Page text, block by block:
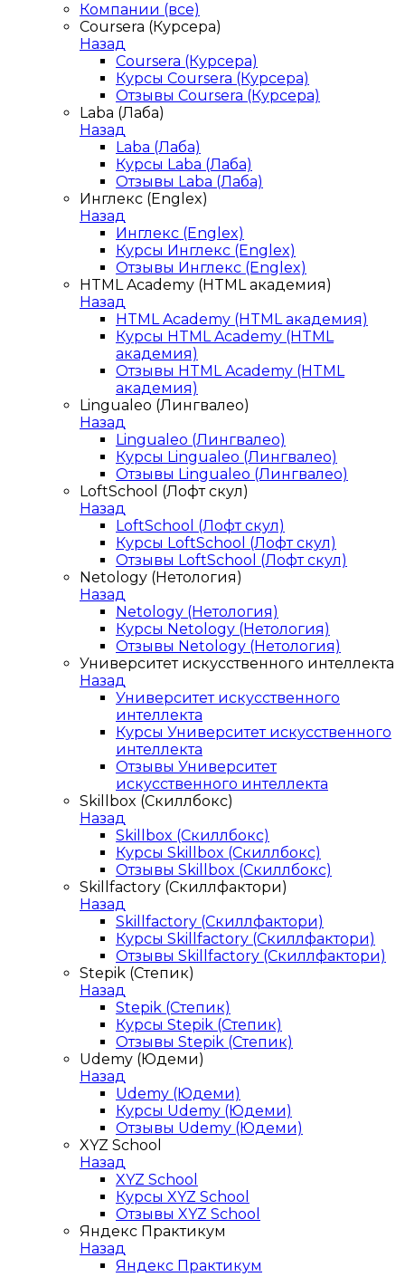
Компании (все)
Coursera (Курсера)
Назад
Coursera (Курсера)
Курсы Coursera (Курсера)
Отзывы Coursera (Курсера)
Laba (Лаба)
Назад
Laba (Лаба)
Курсы Laba (Лаба)
Отзывы Laba (Лаба)
Инглекс (Englex)
Назад
Инглекс (Englex)
Курсы Инглекс (Englex)
Отзывы Инглекс (Englex)
HTML Academy (HTML академия)
Назад
HTML Academy (HTML академия)
Курсы HTML Academy (HTML
академия)
Отзывы HTML Academy (HTML
академия)
Lingualeo (Лингвалео)
Назад
Lingualeo (Лингвалео)
Курсы Lingualeo (Лингвалео)
Отзывы Lingualeo (Лингвалео)
LoftSchool (Лофт скул)
Назад
LoftSchool (Лофт скул)
Курсы LoftSchool (Лофт скул)
Отзывы LoftSchool (Лофт скул)
Netology (Нетология)
Назад
Netology (Нетология)
Курсы Netology (Нетология)
Отзывы Netology (Нетология)
Университет искусственного интеллекта
Назад
Университет искусственного
интеллекта
Курсы Университет искусственного
интеллекта
Отзывы Университет
искусственного интеллекта
Skillbox (Скиллбокс)
Назад
Skillbox (Скиллбокс)
Курсы Skillbox (Скиллбокс)
Отзывы Skillbox (Скиллбокс)
Skillfactory (Скиллфактори)
Назад
Skillfactory (Скиллфактори)
Курсы Skillfactory (Скиллфактори)
Отзывы Skillfactory (Скиллфактори)
Stepik (Степик)
Назад
Stepik (Степик)
Курсы Stepik (Степик)
Отзывы Stepik (Степик)
Udemy (Юдеми)
Назад
Udemy (Юдеми)
Курсы Udemy (Юдеми)
Отзывы Udemy (Юдеми)
XYZ School
Назад
XYZ School
Курсы XYZ School
Отзывы XYZ School
Яндекс Практикум
Назад
Яндекс Практикум